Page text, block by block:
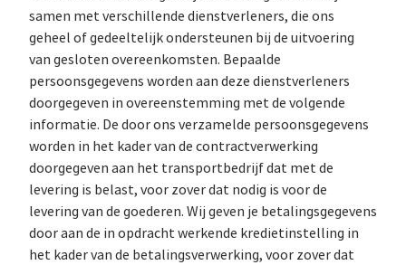
samen met verschillende dienstverleners, die ons
geheel of gedeeltelijk ondersteunen bij de uitvoering
van gesloten overeenkomsten. Bepaalde
persoonsgegevens worden aan deze dienstverleners
doorgegeven in overeenstemming met de volgende
informatie. De door ons verzamelde persoonsgegevens
worden in het kader van de contractverwerking
doorgegeven aan het transportbedrijf dat met de
levering is belast, voor zover dat nodig is voor de
levering van de goederen. Wij geven je betalingsgegevens
door aan de in opdracht werkende kredietinstelling in
het kader van de betalingsverwerking, voor zover dat